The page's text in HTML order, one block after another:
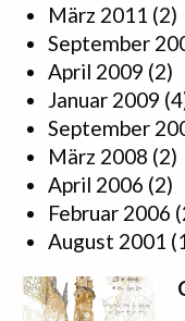
März 2011 (2)
September
April 2009 (2)
Januar 2009
September
März 2008 (2)
April 2006 (2)
Februar 2006
August 2001